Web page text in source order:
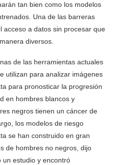
tan bien como los modelos
Una de las barreras
acceso a datos sin procesar que
diversos.
de las herramientas actuales
utilizan para analizar imágenes
para pronosticar la progresión
en hombres blancos y
negros tienen un cáncer de
los modelos de riesgo
se han construido en gran
de hombres no negros, dijo
un estudio y encontró